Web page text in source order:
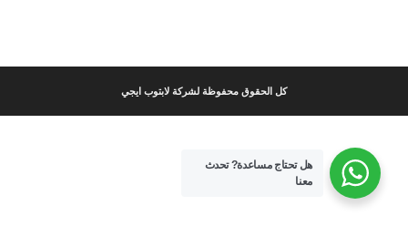
كل الحقوق محفوظة لشركة لابتوب ايجي
هل تحتاج مساعدة?تحدث
معنا